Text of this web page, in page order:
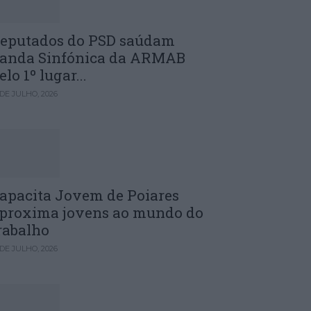
do PSD saúdam
Sinfónica da ARMAB
1º lugar...
JULHO, 2026
Jovem de Poiares
jovens ao mundo do
JULHO, 2026